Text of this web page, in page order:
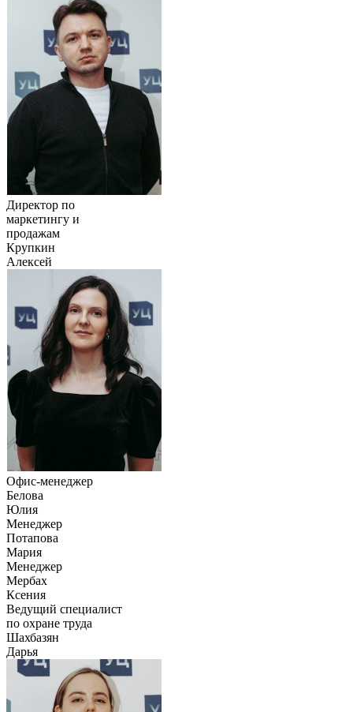
Директор по
маркетингу и
продажам
Крупкин
Алексей
Офис-менеджер
Белова
Юлия
Менеджер
Потапова
Мария
Менеджер
Мербах
Ксения
Ведущий специалист
по охране труда
Шахбазян
Дарья